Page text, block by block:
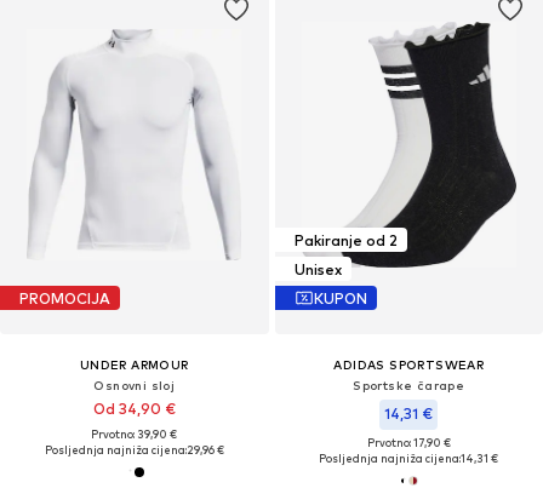
PROMOCIJA
UNDER ARMOUR
Osnovni sloj
Od 34,90 €
Prvotno: 39,90 €
Posljednja najniža cijena:29,96 €
Pakiranje od 2
Unisex
KUPON
ADIDAS SPORTSWEAR
Sportske čarape
14,31 €
Prvotno: 17,90 €
Posljednja najniža cijena:14,31 €